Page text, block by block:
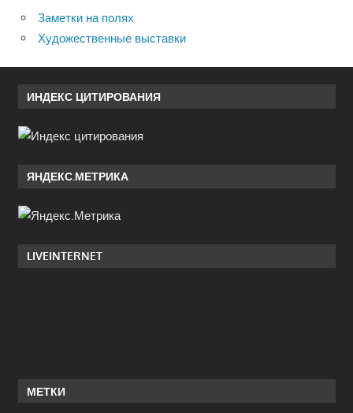
Заметки на полях
Художественные выставки
ИНДЕКС ЦИТИРОВАНИЯ
ЯНДЕКС.МЕТРИКА
LIVEINTERNET
МЕТКИ